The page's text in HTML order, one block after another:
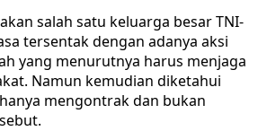
salah satu keluarga besar TNI-
tersentak dengan adanya aksi
yang menurutnya harus menjaga
Namun kemudian diketahui
mengontrak dan bukan